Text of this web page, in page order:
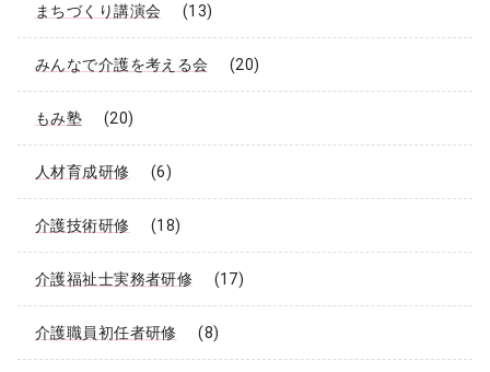
まちづくり講演会 (13)
みんなで介護を考える会 (20)
もみ塾 (20)
人材育成研修 (6)
介護技術研修 (18)
介護福祉士実務者研修 (17)
介護職員初任者研修 (8)